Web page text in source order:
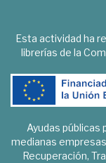
Esta actividad ha
librerías de la
Ayudas públicas
medianas
Recuperación,